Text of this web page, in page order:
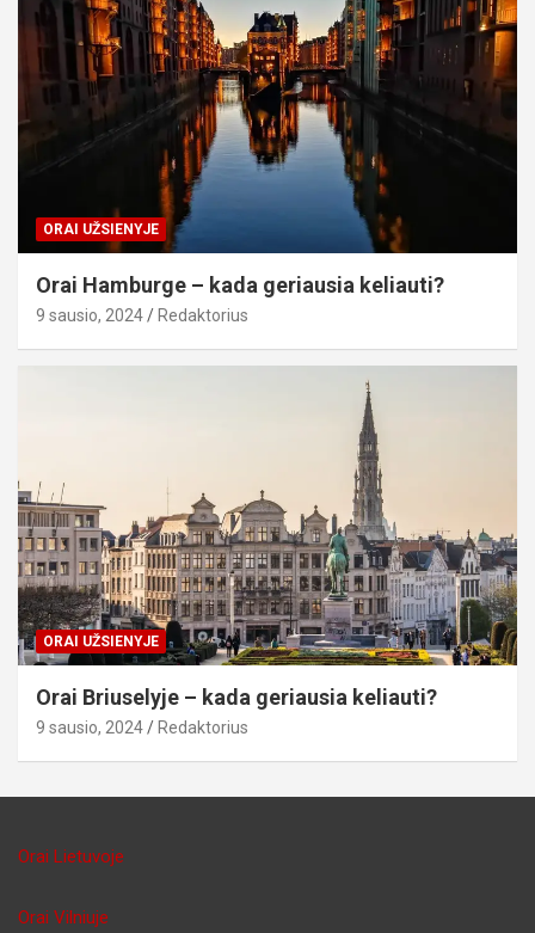
ORAI UŽSIENYJE
Orai Hamburge – kada geriausia keliauti?
9 sausio, 2024 Redaktorius
ORAI UŽSIENYJE
Orai Briuselyje – kada geriausia keliauti?
9 sausio, 2024 Redaktorius
Orai Lietuvoje
Orai Vilniuje